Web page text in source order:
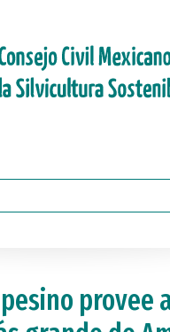
provee